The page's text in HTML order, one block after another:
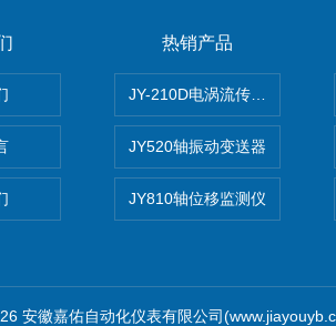
热销产品
JY-210D电涡流传感器
JY520轴振动变送器
JY810轴位移监测仪
安徽嘉佑自动化仪表有限公司